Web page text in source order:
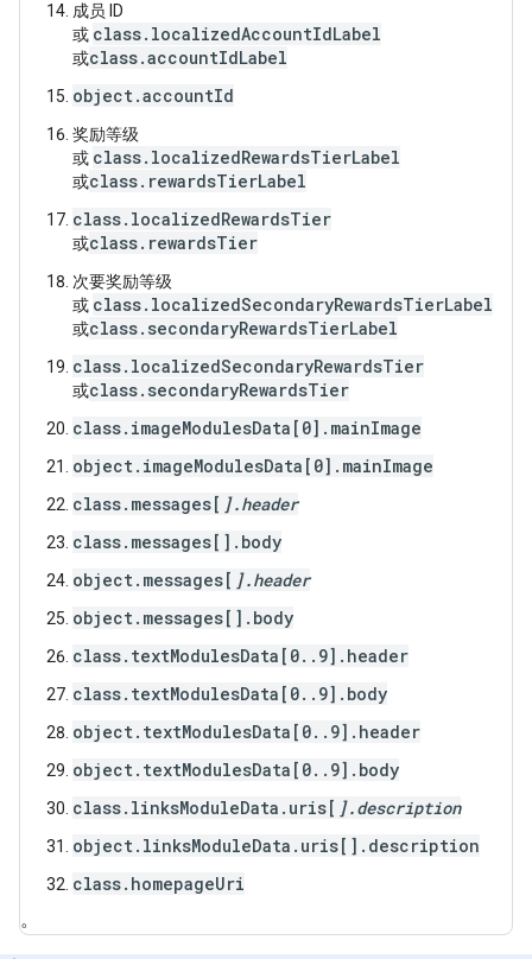
成员 ID
或 class.localizedAccountIdLabel
或class.accountIdLabel
object.accountId
奖励等级
或 class.localizedRewardsTierLabel
或class.rewardsTierLabel
class.localizedRewardsTier
或class.rewardsTier
次要奖励等级
或 class.localizedSecondaryRewardsTierLabel
或class.secondaryRewardsTierLabel
class.localizedSecondaryRewardsTier
或class.secondaryRewardsTier
class.imageModulesData[0].mainImage
object.imageModulesData[0].mainImage
class.messages[ ].header
class.messages[ ].body
object.messages[ ].header
object.messages[ ].body
class.textModulesData[0..9].header
class.textModulesData[0..9].body
object.textModulesData[0..9].header
object.textModulesData[0..9].body
class.linksModuleData.uris[ ].description
object.linksModuleData.uris[ ].description
class.homepageUri
。